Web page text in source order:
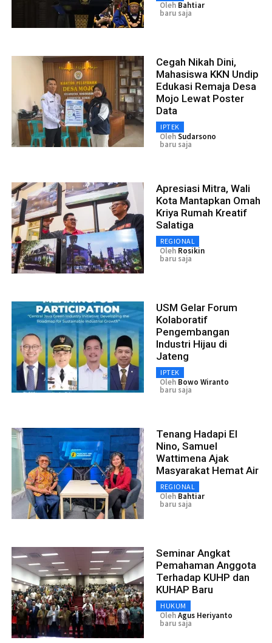
Oleh Bahtiar
baru saja
Cegah Nikah Dini,
Mahasiswa KKN Undip
Edukasi Remaja Desa
Mojo Lewat Poster
Data
IPTEK
OlehSudarsono
baru saja
Apresiasi Mitra, Wali
Kota Mantapkan Omah
Kriya Rumah Kreatif
Salatiga
REGIONAL
Oleh Rosikin
baru saja
USM Gelar Forum
Kolaboratif
Pengembangan
Industri Hijau di
Jateng
IPTEK
Oleh Bowo Wiranto
baru saja
Tenang Hadapi El
Nino, Samuel
Wattimena Ajak
Masyarakat Hemat Air
REGIONAL
Oleh Bahtiar
baru saja
Seminar Angkat
Pemahaman Anggota
Terhadap KUHP dan
KUHAP Baru
HUKUM
OlehAgus Heriyanto
baru saja